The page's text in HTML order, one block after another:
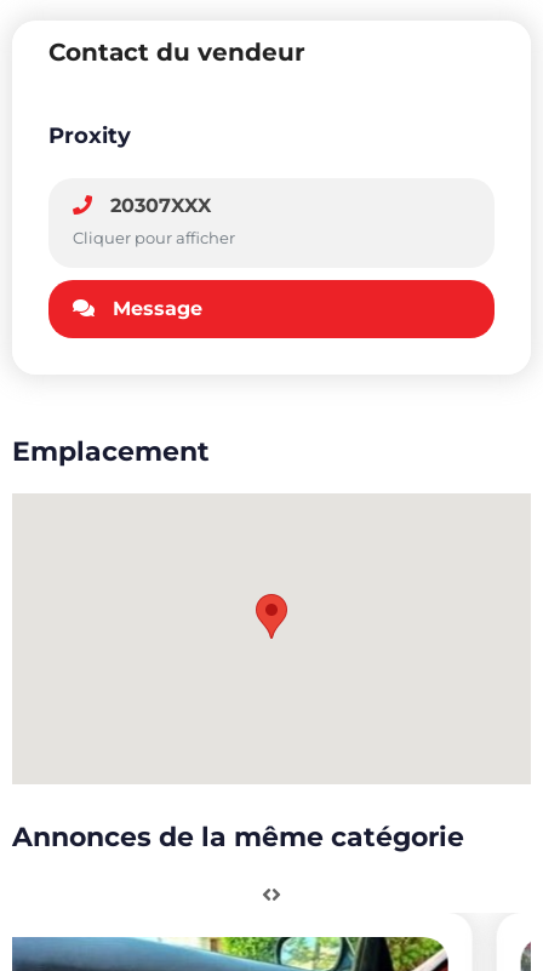
Contact du vendeur
Proxity
20307XXX
Cliquer pour afficher
Message
Emplacement
Annonces de la même catégorie